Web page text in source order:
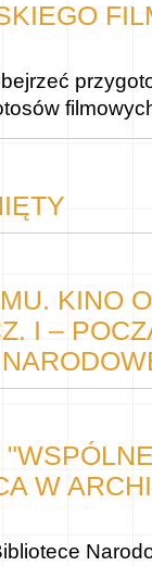
KINO
I –
W